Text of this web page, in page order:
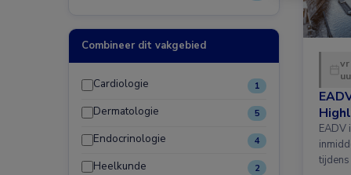
Combineer dit vakgebied
Cardiologie 1
Dermatologie 5
Endocrinologie 4
Heelkunde 2
EADV